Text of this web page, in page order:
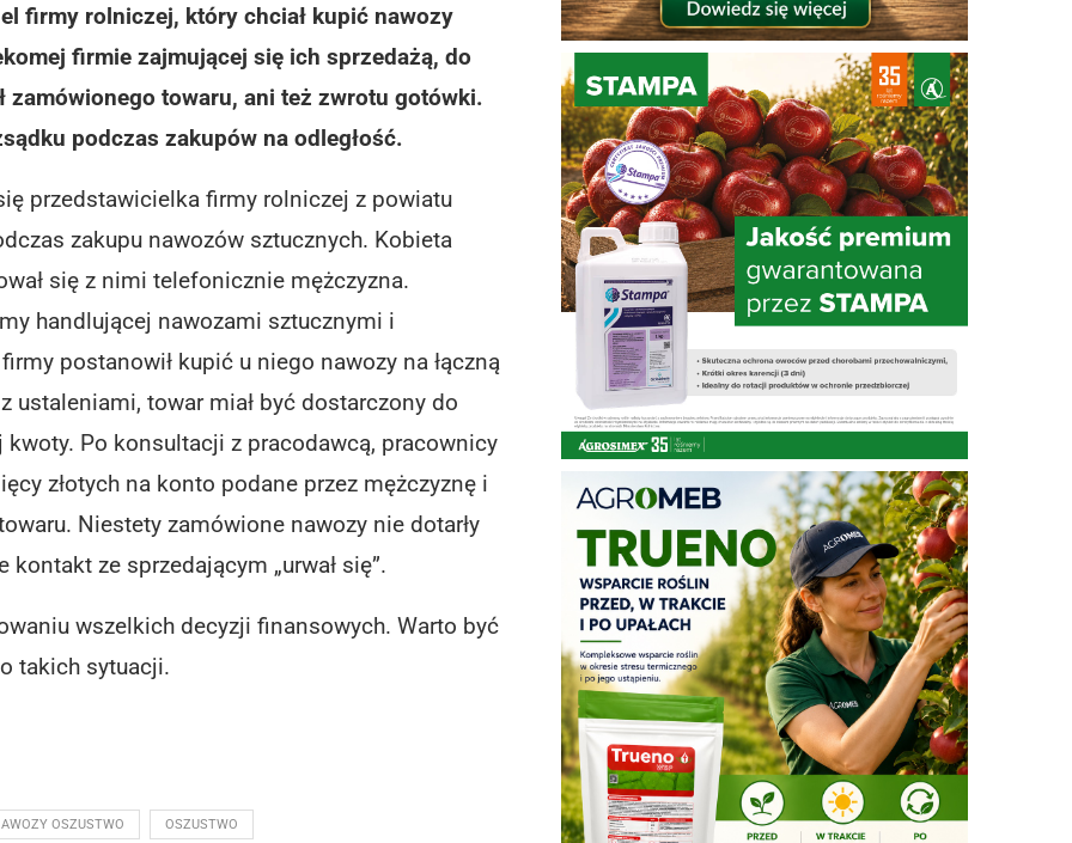
firmy rolniczej, który chciał kupić nawozy
firmie zajmującej się ich sprzedażą, do
towaru, ani też zwrotu gotówki.
podczas zakupów na odległość.
przedstawicielka firmy rolniczej z powiatu
zakupu nawozów sztucznych. Kobieta
się z nimi telefonicznie mężczyzna.
handlującej nawozami sztucznymi i
postanowił kupić u niego nawozy na łączną
ustaleniami, towar miał być dostarczony do
kwoty. Po konsultacji z pracodawcą, pracownicy
złotych na konto podane przez mężczyznę i
Niestety zamówione nawozy nie dotarły
ze sprzedającym „urwał się”.
wszelkich decyzji finansowych. Warto być
takich sytuacji.
OSZUSTWO OSZUSTWO